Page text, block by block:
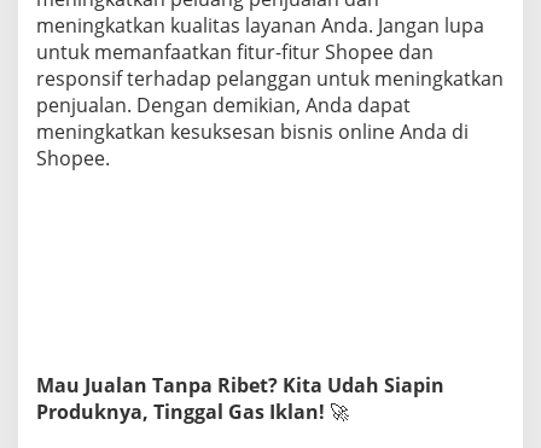
meningkatkan kualitas layanan Anda. Jangan lupa
untuk memanfaatkan fitur-fitur Shopee dan
responsif terhadap pelanggan untuk meningkatkan
penjualan. Dengan demikian, Anda dapat
meningkatkan kesuksesan bisnis online Anda di
Shopee.
Mau Jualan Tanpa Ribet? Kita Udah Siapin
Produknya, Tinggal Gas Iklan! 🚀